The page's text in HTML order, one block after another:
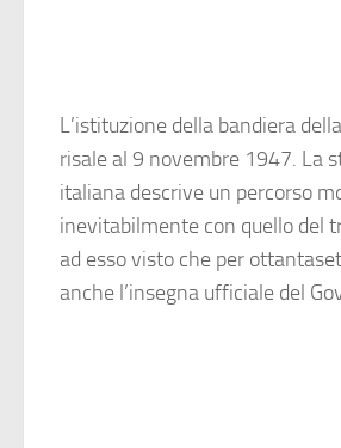
​L’istituzione della bandiera
risale al 9 novembre 1947. La
italiana descrive un percorso
inevitabilmente con quello del
ad esso visto che per
anche l’insegna ufficiale del